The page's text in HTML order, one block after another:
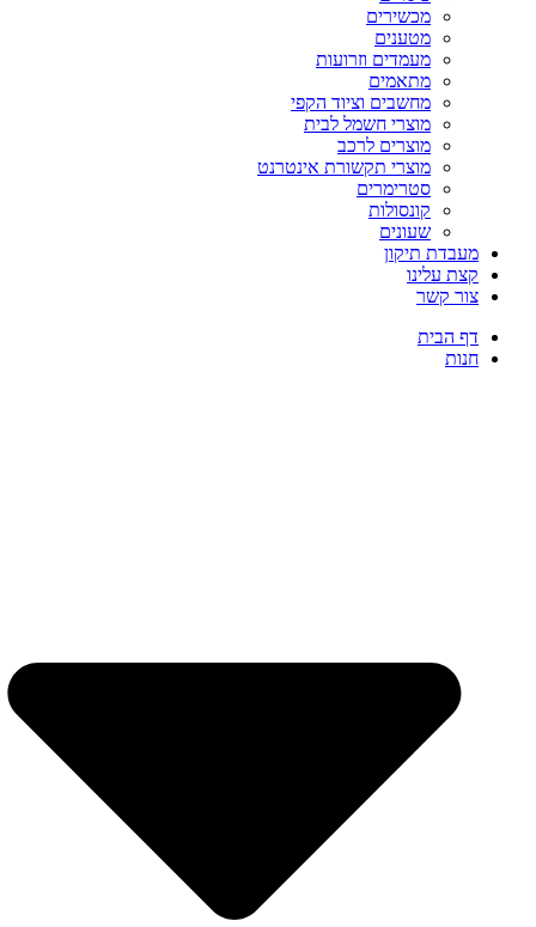
מכשירים
מטענים
מעמדים וזרועות
מתאמים
מחשבים וציוד הקפי
מוצרי חשמל לבית
מוצרים לרכב
מוצרי תקשורת אינטרנט
סטרימרים
קונסולות
שעונים
מעבדת תיקון
קצת עלינו
צור קשר
דף הבית
חנות